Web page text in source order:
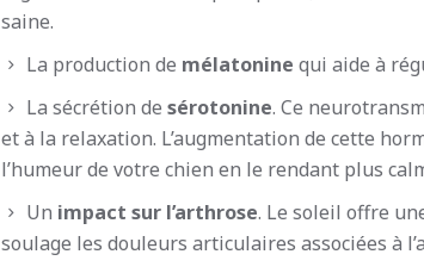
saine.
La production de mélatonine qui aide à
La sécrétion de sérotonine. Ce
et à la relaxation. L’augmentation de cette
l’humeur de votre chien en le rendant plus
Un impact sur l’arthrose. Le soleil offre
soulage les douleurs articulaires associées à